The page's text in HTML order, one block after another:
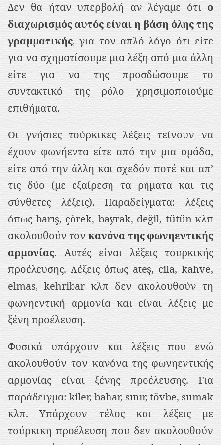
Δεν θα ήταν υπερβολή αν λέγαμε ότι ο
διαχωρισμός αυτός είναι η βάση όλης της
γραμματικής, για τον απλό λόγο ότι είτε
για να σχηματίσουμε μια λέξη από μια άλλη
είτε για να της προσδώσουμε το
συντακτικό της ρόλο χρησιμοποιούμε
επιθήματα.
Οι γνήσιες τούρκικες λέξεις τείνουν να
έχουν φωνήεντα είτε από την μια ομάδα,
είτε από την άλλη και σχεδόν ποτέ και απ’
τις δύο (με εξαίρεση τα ρήματα και τις
σύνθετες λέξεις). Παραδείγματα: λέξεις
όπως barış, çörek, bayrak, değil, tütün κλπ
ακολουθούν τον κανόνα της φωνηεντικής
αρμονίας. Αυτές είναι λέξεις τουρκικής
προέλευσης. Λέξεις όπως ateş, cila, kahve,
elmas, kehribar κλπ δεν ακολουθούν τη
φωνηεντική αρμονία και είναι λέξεις με
ξένη προέλευση.
Φυσικά υπάρχουν και λέξεις που ενώ
ακολουθούν τον κανόνα της φωνηεντικής
αρμονίας είναι ξένης προέλευσης. Για
παράδειγμα: kiler, bahar, sınır, tövbe, sumak
κλπ. Υπάρχουν τέλος και λέξεις με
τούρκικη προέλευση που δεν ακολουθούν